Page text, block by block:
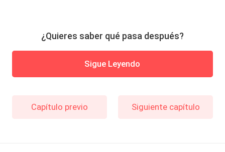
¿Quieres saber qué pasa después?
Sigue Leyendo
Capítulo previo Siguiente capítulo